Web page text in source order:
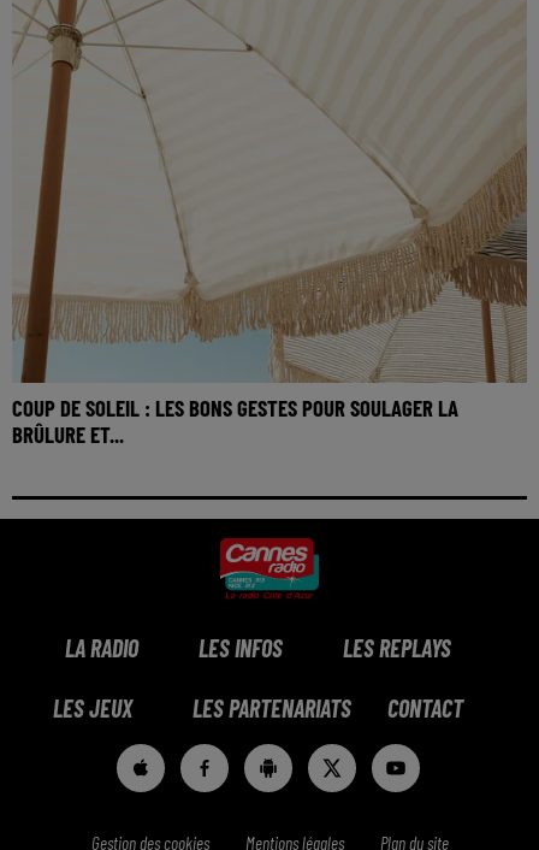
COUP DE SOLEIL : LES BONS GESTES POUR SOULAGER LA
BRÛLURE ET...
LA RADIO LES INFOS LES REPLAYS
LES JEUX LES PARTENARIATS CONTACT
Gestion des cookies Mentions légales Plan du site